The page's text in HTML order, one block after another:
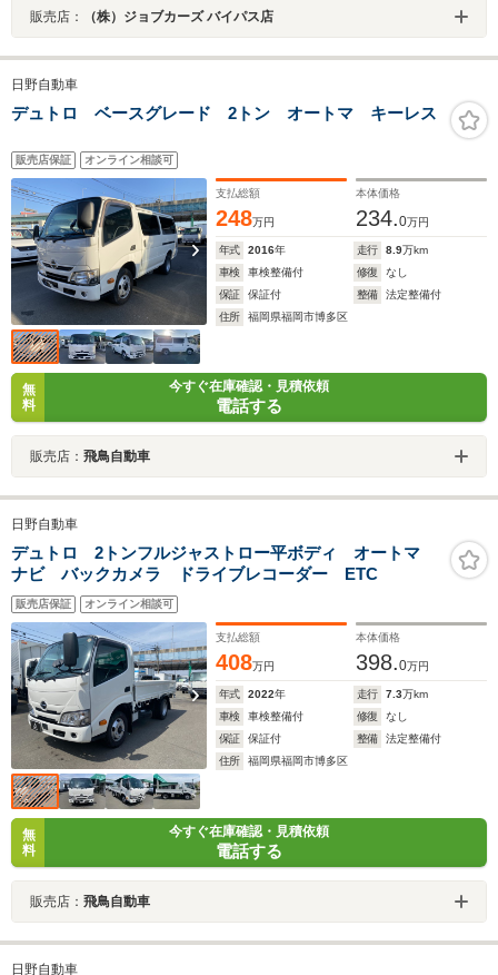
販売店： （株）ジョブカーズ バイパス店
日野自動車
デュトロ ベースグレード 2トン オートマ キーレス
販売店保証 オンライン相談可
支払総額
248万円
本体価格
234.0万円
年式 2016年 走行 8.9万km
車検
車検整備付 修復
なし
保証
保証付 整備
法定整備付
住所
福岡県福岡市博多区
無
料
今すぐ在庫確認・見積依頼
電話する
販売店： 飛鳥自動車
日野自動車
デュトロ 2トンフルジャストロー平ボディ オートマ
ナビ バックカメラ ドライブレコーダー ETC
販売店保証 オンライン相談可
支払総額
408万円
本体価格
398.0万円
年式 2022年 走行 7.3万km
車検
車検整備付 修復
なし
保証
保証付 整備
法定整備付
住所
福岡県福岡市博多区
無
料
今すぐ在庫確認・見積依頼
電話する
販売店： 飛鳥自動車
日野自動車